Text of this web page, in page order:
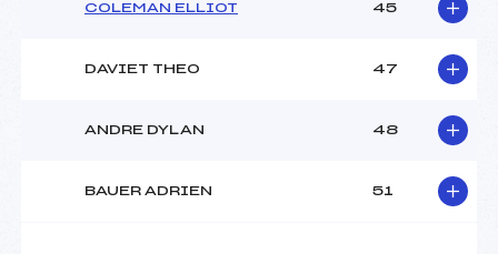
COLEMAN ELLIOT 45
DAVIET THEO 47
ANDRE DYLAN 48
BAUER ADRIEN 51